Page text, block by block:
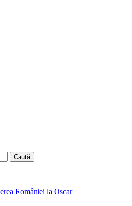
României la Oscar